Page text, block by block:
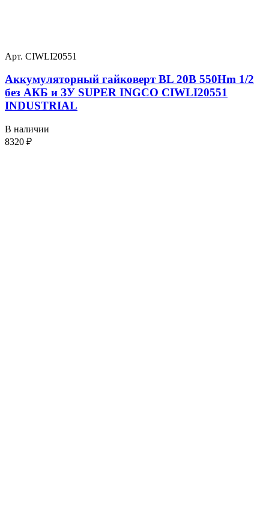
Арт. CIWLI20551
Аккумуляторный гайковерт BL 20В 550Hm 1/2
без АКБ и ЗУ SUPER INGCO CIWLI20551
INDUSTRIAL
В наличии
8320 ₽